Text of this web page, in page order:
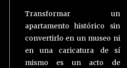
Transformar un
apartamento histórico sin
convertirlo en un museo ni
en una caricatura de sí
mismo es un acto de